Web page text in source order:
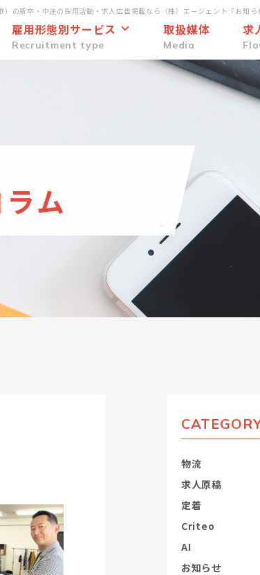
）の新卒・中途の採用活動・求人広告掲載なら（株）エージェント「お知ら
雇用形態別サービス
Recruitment type
取扱媒体
Media
求
ム
物流
求人原稿
定着
Criteo
AI
お知らせ